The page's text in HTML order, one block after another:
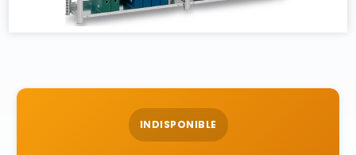
INDISPONIBLE